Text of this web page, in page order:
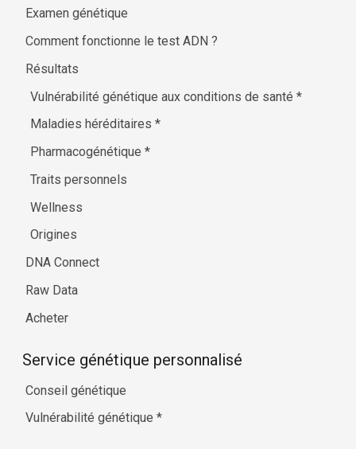
Examen génétique
Comment fonctionne le test ADN ?
Résultats
Vulnérabilité génétique aux conditions de santé*
Maladies héréditaires*
Pharmacogénétique*
Traits personnels
Wellness
Origines
DNA Connect
Raw Data
Acheter
Service génétique personnalisé
Conseil génétique
Vulnérabilité génétique *